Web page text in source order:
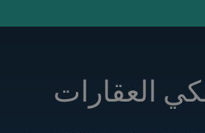
العقارات